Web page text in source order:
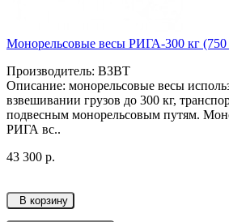
Монорельсовые весы РИГА-300 кг
Производитель: ВЗВТ
Описание: монорельсовые весы
взвешивании грузов до 300 кг,
подвесным монорельсовым путям.
РИГА вс..
43 300 р.
В корзину